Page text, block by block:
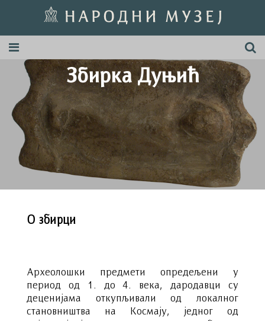
Збирка Дуњић
О збирци
Археолошки предмети опредељени у
период од 1. до 4. века, дародавци су
деценијама откупљивали од локалног
становништва на Космају, једног од